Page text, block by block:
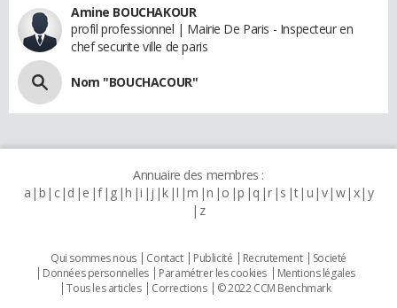
Amine BOUCHAKOUR
profil professionnel | Mairie De Paris - Inspecteur en
chef securite ville de paris
Nom "BOUCHACOUR"
Annuaire des membres :
a b c d e f g h i j k l m n o p q r s t u v w x y
z
Qui sommes nous Contact Publicité Recrutement
Societé
Données personnelles
Paramétrer les cookies
Mentions légales
Tous les articles
Corrections © 2022 CCM Benchmark